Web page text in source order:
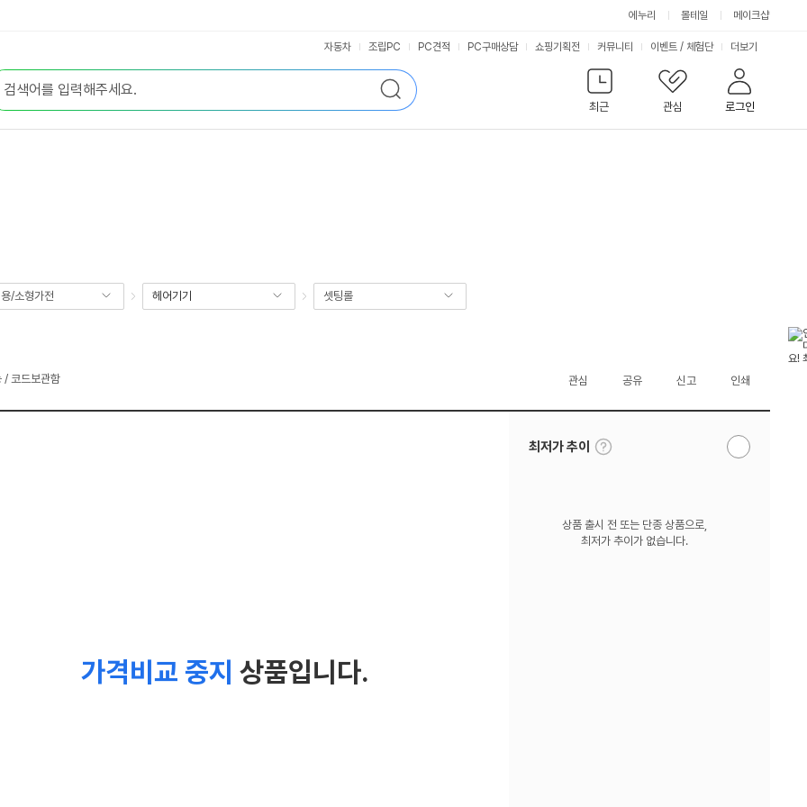
에누리 몰테일 메이크샵
검
색
최근
관심 로그인
자동차 조립PC PC견적 PC구매상담 쇼핑기획전 커뮤니티 이벤트 / 체험단 서
비
스
더보기
/소형가전 헤어기기 셋팅롤
/ 코드보관함 관심 공유 신고 인쇄
가격비교 중지 상품입니다.
최저가 추이
툴
팁
알
상품 출시 전 또는 단종 상품으로,
최저가 추이가 없습니다.